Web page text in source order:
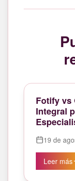
Fotify vs
Integral
19 de
Leer más